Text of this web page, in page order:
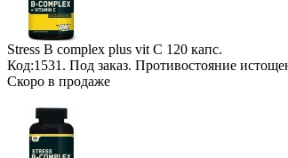
Stress B complex plus vit C 120 капс.
Код:1531. Под заказ. Противостояние
Скоро в продаже